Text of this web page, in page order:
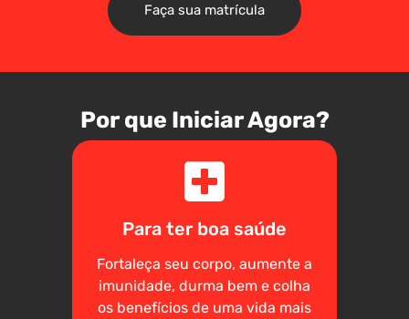
Faça sua matrícula
Por que Iniciar Agora?
Para ter boa saúde
Fortaleça seu corpo, aumente a
imunidade, durma bem e colha
os benefícios de uma vida mais